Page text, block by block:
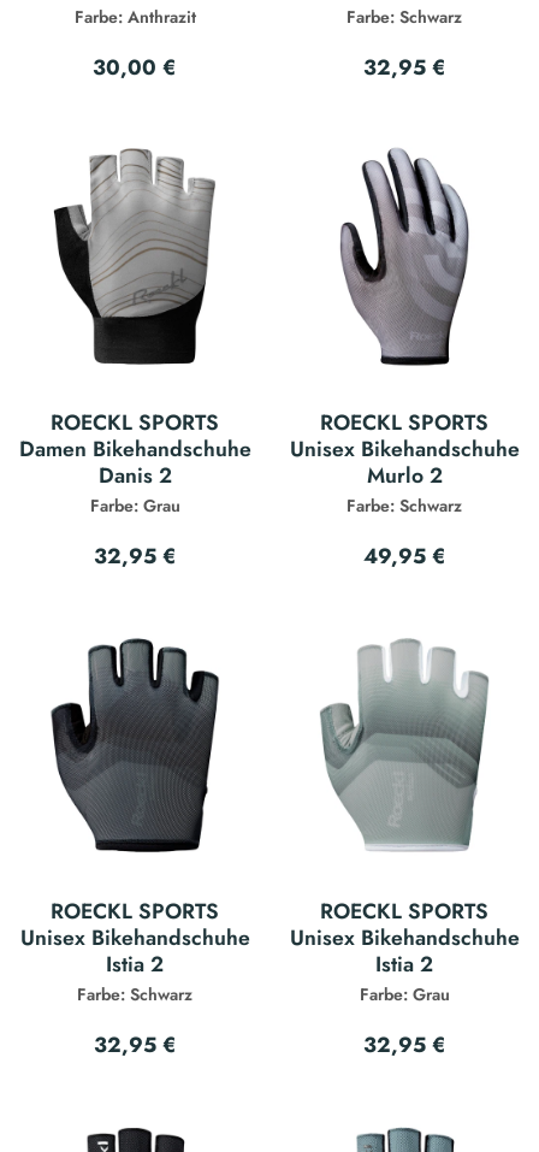
Farbe: Anthrazit
30,00 €
Farbe: Schwarz
32,95 €
ROECKL SPORTS
Damen Bikehandschuhe
Danis 2
Farbe: Grau
32,95 €
ROECKL SPORTS
Unisex Bikehandschuhe
Murlo 2
Farbe: Schwarz
49,95 €
ROECKL SPORTS
Unisex Bikehandschuhe
Istia 2
Farbe: Schwarz
32,95 €
ROECKL SPORTS
Unisex Bikehandschuhe
Istia 2
Farbe: Grau
32,95 €